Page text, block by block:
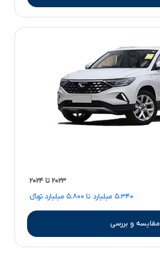
۲۰۲۳ تا ۲۰۲۴
۵.۳۴۰ میلیارد تا ۵.۸۰۰ میلیارد تومانءءء
مقایسه و بررسی